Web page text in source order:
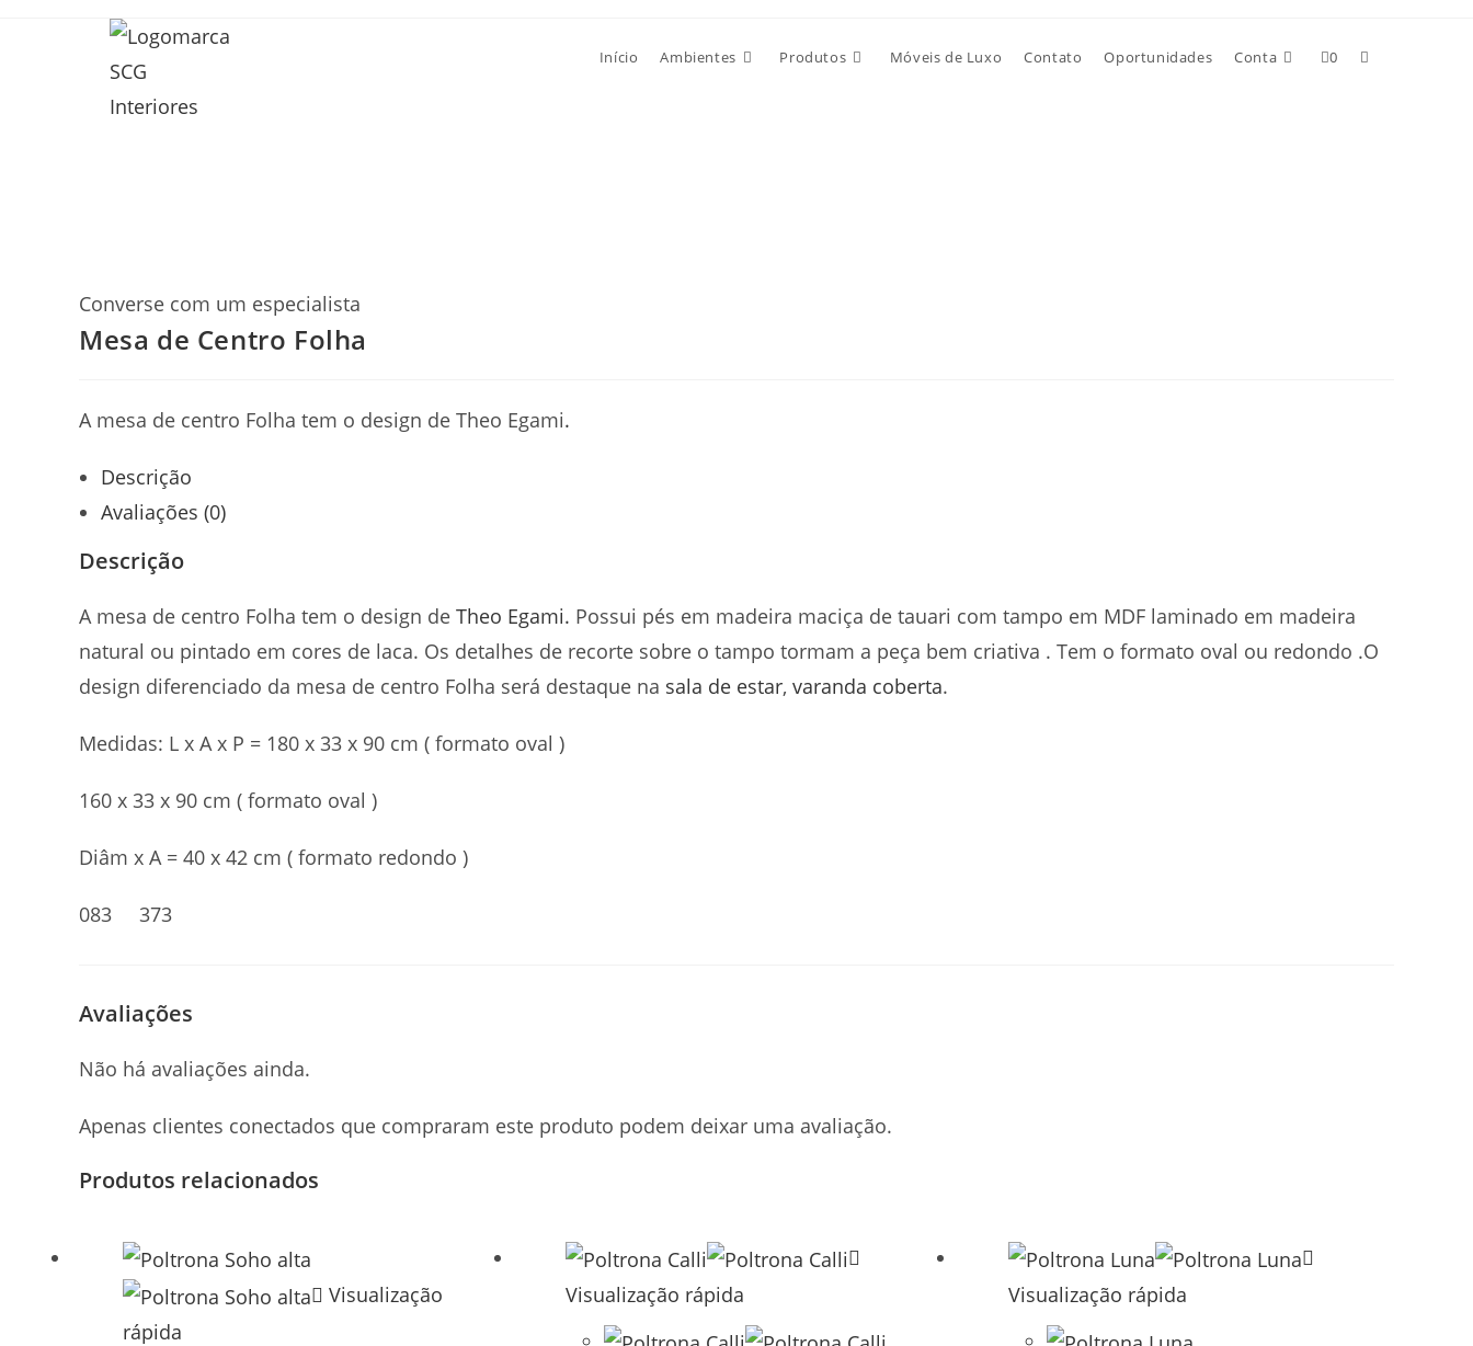
Início Ambientes Produtos Móveis de Luxo Contato Oportunidades Conta 0
Converse com um especialista
Mesa de Centro Folha
A mesa de centro Folha tem o design de Theo Egami.
Descrição
Avaliações (0)
Descrição
A mesa de centro Folha tem o design de Theo Egami. Possui pés em madeira maciça de tauari com tampo em MDF laminado em madeira
natural ou pintado em cores de laca. Os detalhes de recorte sobre o tampo tormam a peça bem criativa . Tem o formato oval ou redondo .O
design diferenciado da mesa de centro Folha será destaque na sala de estar, varanda coberta.
Medidas: L x A x P = 180 x 33 x 90 cm ( formato oval )
160 x 33 x 90 cm ( formato oval )
Diâm x A = 40 x 42 cm ( formato redondo )
083 373
Avaliações
Não há avaliações ainda.
Apenas clientes conectados que compraram este produto podem deixar uma avaliação.
Produtos relacionados
Visualização
rápida
Visualização rápida Visualização rápida